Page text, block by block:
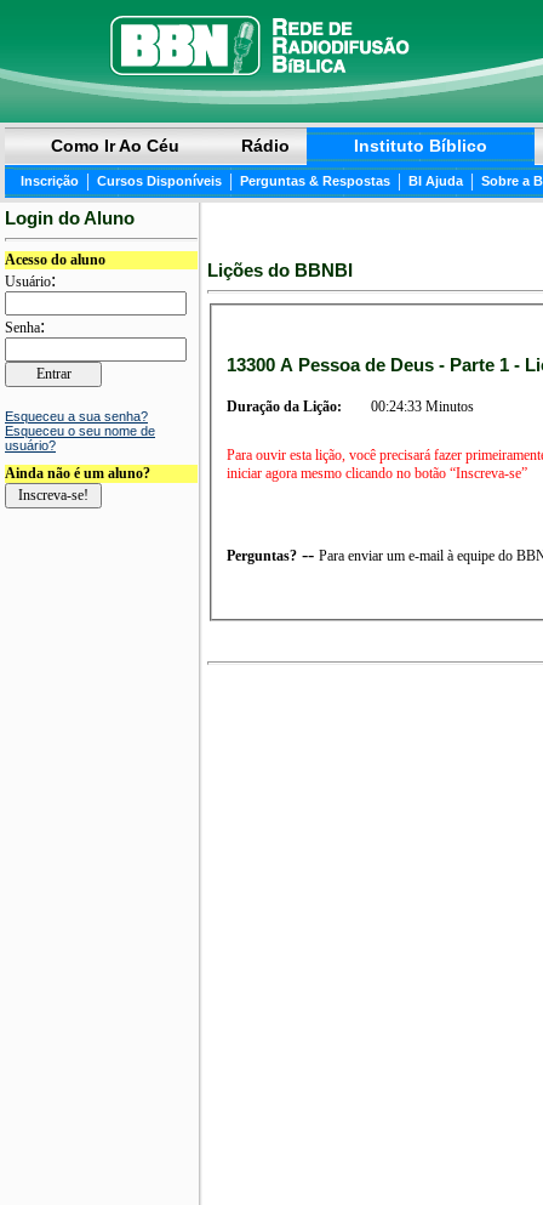
Como Ir Ao Céu Rádio Instituto Bíblico
Inscrição | Cursos Disponíveis | Perguntas & Respostas | BI Ajuda | Sobre a
Login do Aluno
Acesso do aluno
Usuário:
Senha:
Esqueceu a sua senha?
Esqueceu o seu nome de
usuário?
Ainda não é um aluno?
Lições do BBNBI
13300 A Pessoa de Deus - Parte 1 -
Duração da Lição: 00:24:33 Minutos
Para ouvir esta lição, você precisará fazer
iniciar agora mesmo clicando no botão “Inscreva-se”
Perguntas? -- Para enviar um e-mail à equipe do